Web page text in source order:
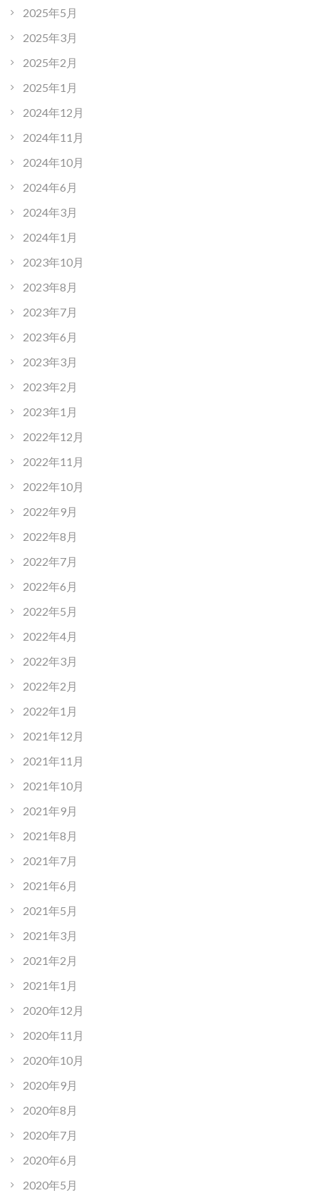
2025年5月
2025年3月
2025年2月
2025年1月
2024年12月
2024年11月
2024年10月
2024年6月
2024年3月
2024年1月
2023年10月
2023年8月
2023年7月
2023年6月
2023年3月
2023年2月
2023年1月
2022年12月
2022年11月
2022年10月
2022年9月
2022年8月
2022年7月
2022年6月
2022年5月
2022年4月
2022年3月
2022年2月
2022年1月
2021年12月
2021年11月
2021年10月
2021年9月
2021年8月
2021年7月
2021年6月
2021年5月
2021年3月
2021年2月
2021年1月
2020年12月
2020年11月
2020年10月
2020年9月
2020年8月
2020年7月
2020年6月
2020年5月